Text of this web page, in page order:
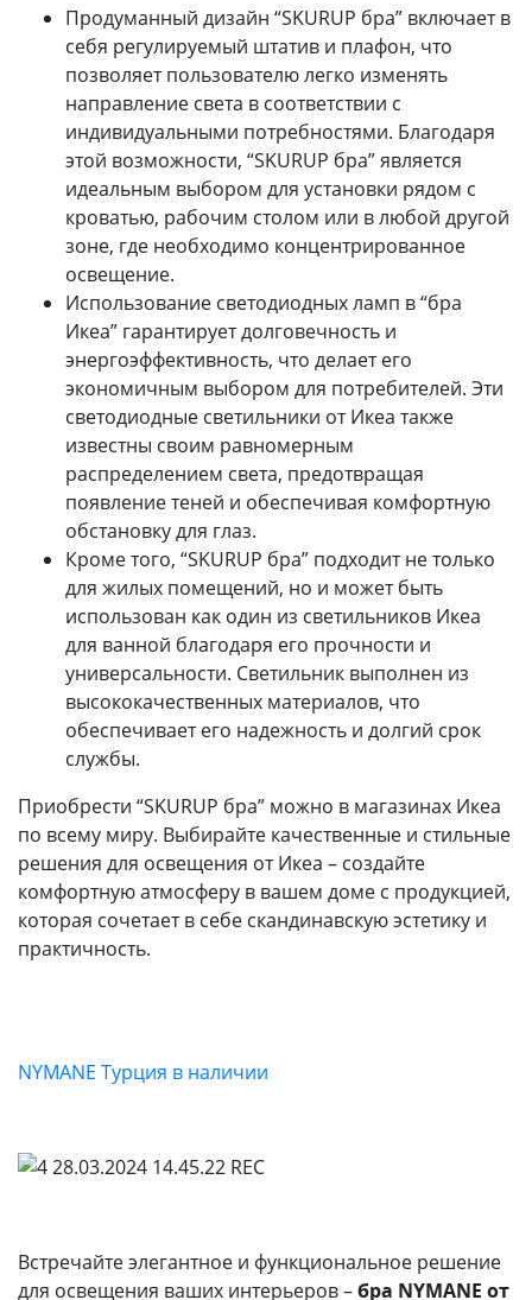
Продуманный дизайн “SKURUP бра” включает в
себя регулируемый штатив и плафон, что
позволяет пользователю легко изменять
направление света в соответствии с
индивидуальными потребностями. Благодаря
этой возможности, “SKURUP бра” является
идеальным выбором для установки рядом с
кроватью, рабочим столом или в любой другой
зоне, где необходимо концентрированное
освещение.
Использование светодиодных ламп в “бра
Икеа” гарантирует долговечность и
энергоэффективность, что делает его
экономичным выбором для потребителей. Эти
светодиодные светильники от Икеа также
известны своим равномерным
распределением света, предотвращая
появление теней и обеспечивая комфортную
обстановку для глаз.
Кроме того, “SKURUP бра” подходит не только
для жилых помещений, но и может быть
использован как один из светильников Икеа
для ванной благодаря его прочности и
универсальности. Светильник выполнен из
высококачественных материалов, что
обеспечивает его надежность и долгий срок
службы.
Приобрести “SKURUP бра” можно в магазинах Икеа
по всему миру. Выбирайте качественные и стильные
решения для освещения от Икеа – создайте
комфортную атмосферу в вашем доме с продукцией,
которая сочетает в себе скандинавскую эстетику и
практичность.
NYMANE Турция в наличии
Встречайте элегантное и функциональное решение
для освещения ваших интерьеров –бра NYMANE от